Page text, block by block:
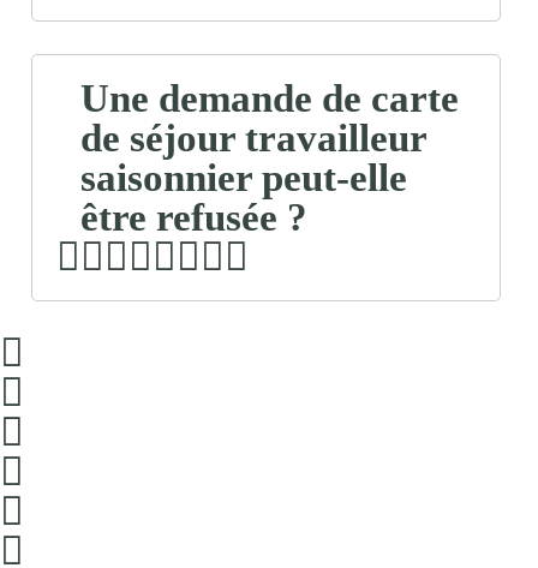
Une demande de carte
de séjour travailleur
saisonnier peut-elle
être refusée ?